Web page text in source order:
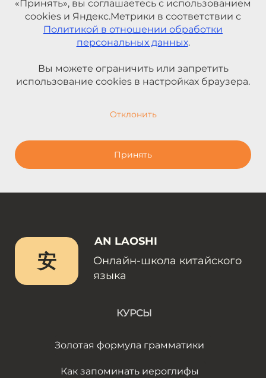
«Принять», вы соглашаетесь с использованием
cookies и Яндекс.Метрики в соответствии с
Политикой в отношении обработки
персональных данных.
Вы можете ограничить или запретить
использование cookies в настройках браузера.
Отклонить
Принять
安
AN LAOSHI
Онлайн-школа китайского
языка
КУРСЫ
Золотая формула грамматики
Как запоминать иероглифы